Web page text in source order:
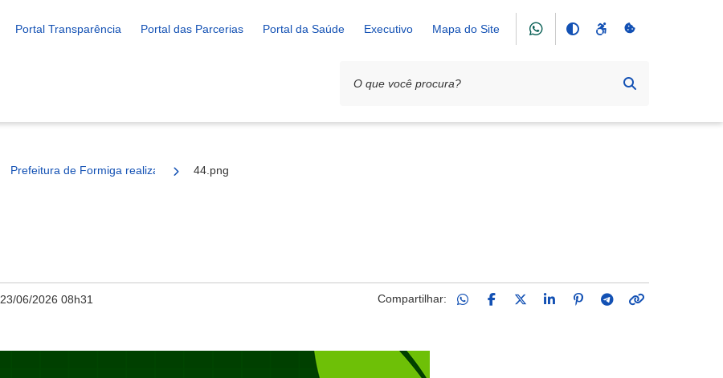
Portal Transparência Portal das Parcerias Portal da Saúde Executivo Mapa do Site
Prefeitura de Formiga realiza serviços de limpeza urbana em vários pontos da cidade
44.png
23/06/2026 08h31 Compartilhar: